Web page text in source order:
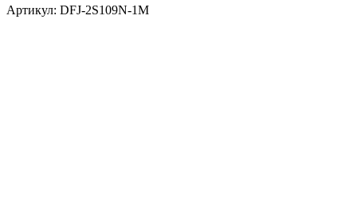
Артикул: DFJ-2S109N-1M